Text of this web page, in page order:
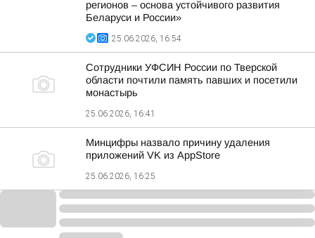
регионов – основа устойчивого развития
Беларуси и России»
25.06.2026, 16:54
Сотрудники УФСИН России по Тверской
области почтили память павших и посетили
монастырь
25.06.2026, 16:41
Минцифры назвало причину удаления
приложений VK из AppStore
25.06.2026, 16:25